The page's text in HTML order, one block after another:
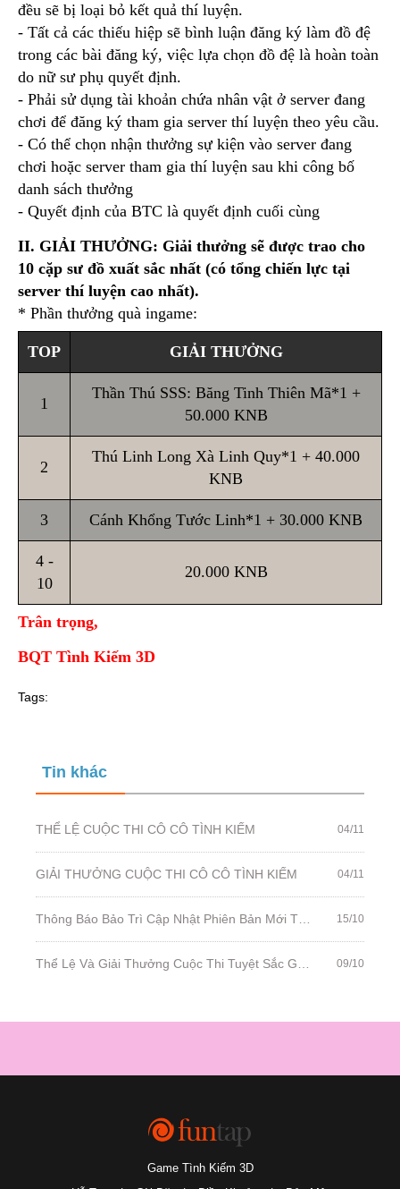
đều sẽ bị loại bỏ kết quả thí luyện.
- Tất cả các thiếu hiệp sẽ bình luận đăng ký làm đồ đệ
trong các bài đăng ký, việc lựa chọn đồ đệ là hoàn toàn
do nữ sư phụ quyết định.
- Phải sử dụng tài khoản chứa nhân vật ở server đang
chơi để đăng ký tham gia server thí luyện theo yêu cầu.
- Có thể chọn nhận thưởng sự kiện vào server đang
chơi hoặc server tham gia thí luyện sau khi công bố
danh sách thưởng
- Quyết định của BTC là quyết định cuối cùng
II. GIẢI THƯỞNG: Giải thưởng sẽ được trao cho
10 cặp sư đồ xuất sắc nhất (có tổng chiến lực tại
server thí luyện cao nhất).
* Phần thưởng quà ingame:
TOP GIẢI THƯỞNG
1
Thần Thú SSS: Băng Tinh Thiên Mã*1 +
50.000 KNB
2
Thú Linh Long Xà Linh Quy*1 + 40.000
KNB
3 Cánh Khổng Tước Linh*1 + 30.000 KNB
4 -
10
20.000 KNB
Trân trọng,
BQT Tình Kiếm 3D
Tags:
Tin khác
THỂ LỆ CUỘC THI CÔ CÔ TÌNH KIẾM 04/11
GIẢI THƯỞNG CUỘC THI CÔ CÔ TÌNH KIẾM 04/11
15/10
09/10
Game Tình Kiếm 3D